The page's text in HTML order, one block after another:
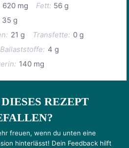
620 mg Fett: 56 g
35 g
21 g Transfette: 0 g
Ballaststoffe: 4 g
140 mg
REZEPT
freuen, wenn du unten eine
hinterlässt! Dein Feedback hilft